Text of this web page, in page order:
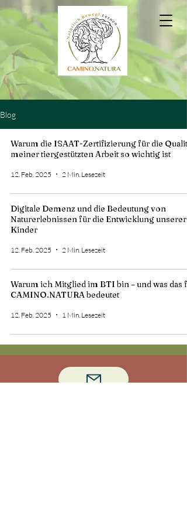
Blog
Warum die ISAAT-Zertifizierung für die
meiner tiergestützten Arbeit so wichtig ist
12. Feb. 2025 2 Min. Lesezeit
Digitale Demenz und die Bedeutung von
Naturerlebnissen für die Entwicklung unserer
Kinder
12. Feb. 2025 2 Min. Lesezeit
Warum ich Mitglied im BTI bin – und was das
CAMINO.NATURA bedeutet
12. Feb. 2025 1 Min. Lesezeit